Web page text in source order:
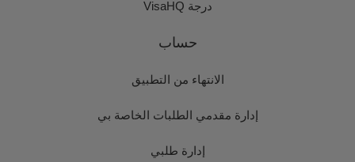
درجة VisaHQ
حساب
الانتهاء من التطبيق
إدارة مقدمي الطلبات الخاصة بي
إدارة طلبي